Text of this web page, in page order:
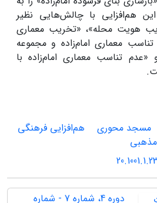
هم‌افزایی با چالش‌هایی نظیر
هویت محله»، «تخریب معماری
تناسب معماری امام‌زاده و مجموعه
تناسب معماری امام‌زاده با
مسجد محوری
هم‌افزایی فرهنگی
دوره 4، شماره 7 - شماره